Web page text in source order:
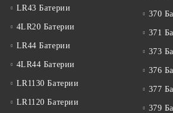
LR43 Батерии
4LR20 Батерии
LR44 Батерии
4LR44 Батерии
LR1130 Батерии
LR1120 Батерии
370
371
373
376
377
379